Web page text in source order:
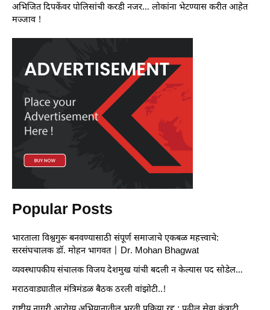
अभिजित दिपकेंवर पोलिसांची करडी नजर… लोकांना भेटण्यास करीत आहेत
मज्जाव !
Popular Posts
भारताला विश्वगुरू बनवण्यासाठी संपूर्ण समाजाचे एकबळ महत्त्वाचे:
सरसंघचालक डॉ. मोहन भागवत | Dr. Mohan Bhagwat
व्यवस्थापकीय संचालक विजय देशमुख यांची बदली न केल्यास पद सोडेल…
मराठवाड्यातील मंत्रिमंडळ बैठक ठरली वांझोटी..!